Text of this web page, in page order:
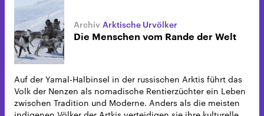
Arktische Urvölker
Die Menschen vom Rande der Welt
Auf der Yamal-Halbinsel in der russischen Arktis führt das
Volk der Nenzen als nomadische Rentierzüchter ein Leben
zwischen Tradition und Moderne. Anders als die meisten